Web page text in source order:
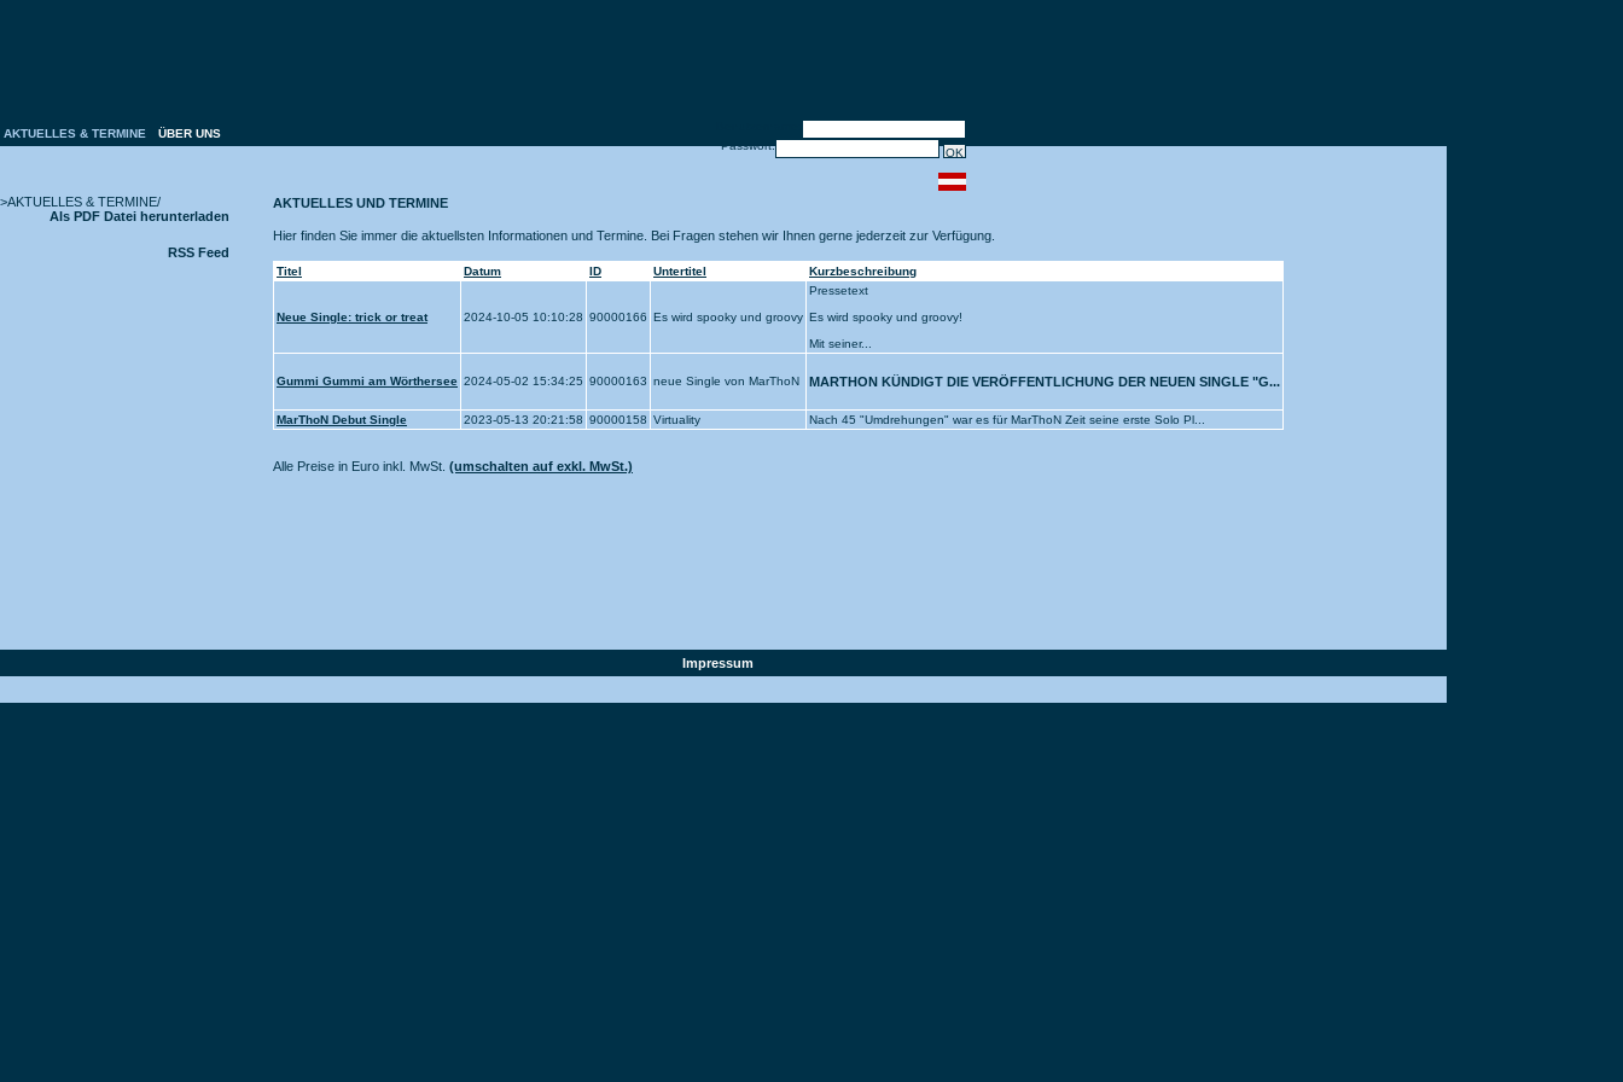
Passwort:
AKTUELLES & TERMINE ÜBER UNS
>AKTUELLES & TERMINE/
Als PDF Datei herunterladen
RSS Feed
AKTUELLES UND TERMINE
Hier finden Sie immer die aktuellsten Informationen und Termine. Bei Fragen stehen wir Ihnen gerne jederzeit zur Verfügung.
Titel Datum ID Untertitel Kurzbeschreibung
Neue Single: trick or treat 2024-10-05 10:10:28 90000166 Es wird spooky und groovy
Pressetext
Es wird spooky und groovy!
Mit seiner...
Gummi Gummi am Wörthersee 2024-05-02 15:34:25 90000163 neue Single von MarThoN MARTHON KÜNDIGT DIE VERÖFFENTLICHUNG DER NEUEN SINGLE "G...
MarThoN Debut Single 2023-05-13 20:21:58 90000158 Virtuality Nach 45 "Umdrehungen" war es für MarThoN Zeit seine erste Solo Pl...
Alle Preise in Euro inkl. MwSt. (umschalten auf exkl. MwSt.)
Impressum